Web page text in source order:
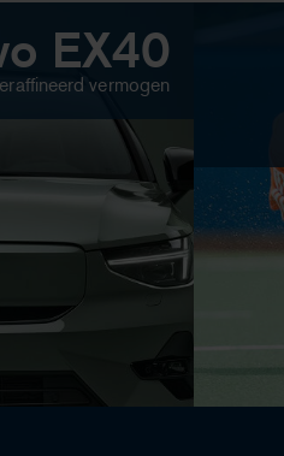
EX40
vermogen